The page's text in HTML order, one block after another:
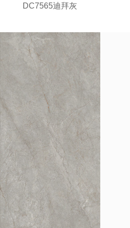
DC7565迪拜灰